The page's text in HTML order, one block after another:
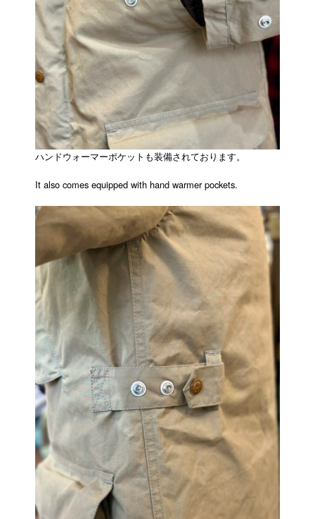
ハンドウォーマーポケットも装備されております。
It also comes equipped with hand warmer pockets.